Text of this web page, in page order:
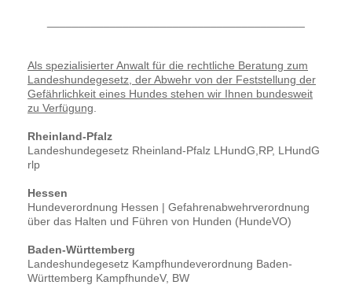
Als spezialisierter Anwalt für die rechtliche Beratung zum
Landeshundegesetz, der Abwehr von der Feststellung der
Gefährlichkeit eines Hundes stehen wir Ihnen bundesweit
zu Verfügung
Rheinland-Pfalz
Landeshundegesetz Rheinland-Pfalz LHundG,RP, LHundG
rlp
Hessen
Hundeverordnung Hessen | Gefahrenabwehrverordnung
über das Halten und Führen von Hunden (HundeVO)
Baden-Württemberg
Landeshundegesetz Kampfhundeverordnung Baden-
Württemberg KampfhundeV, BW